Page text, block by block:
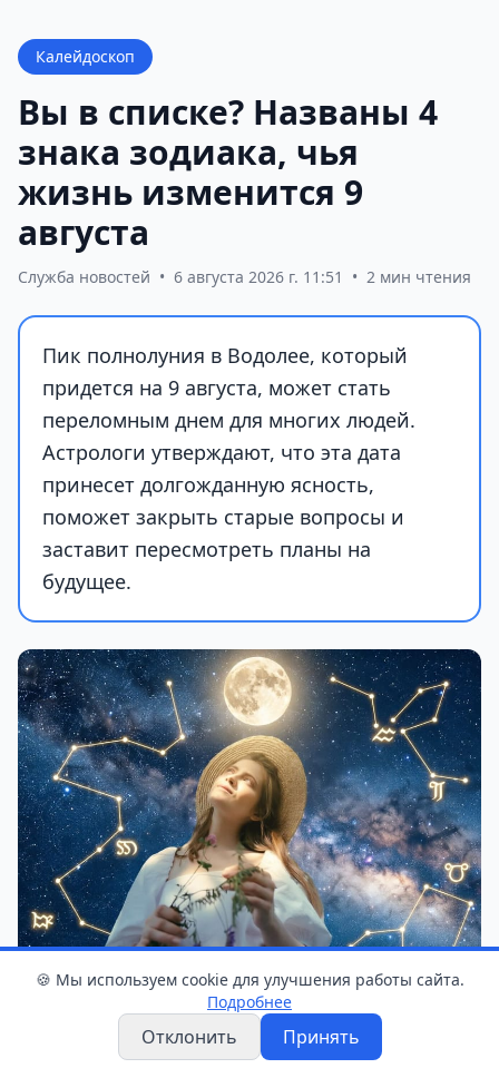
Калейдоскоп
Вы в списке? Названы 4
знака зодиака, чья
жизнь изменится 9
августа
Служба новостей • 6 августа 2026 г. 11:51 • 2 мин чтения
Пик полнолуния в Водолее, который
придется на 9 августа, может стать
переломным днем для многих людей.
Астрологи утверждают, что эта дата
принесет долгожданную ясность,
поможет закрыть старые вопросы и
заставит пересмотреть планы на
будущее.
Эмоции под контролем
🍪 Мы используем cookie для улучшения работы сайта.
Подробнее
Отклонить Принять